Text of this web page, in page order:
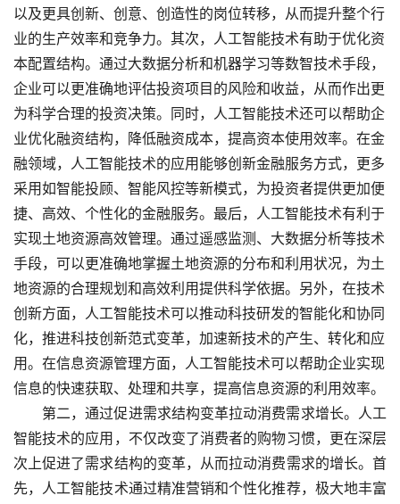
以及更具创新、创意、创造性的岗位转移，从而提升整个行
业的生产效率和竞争力。其次，人工智能技术有助于优化资
本配置结构。通过大数据分析和机器学习等数智技术手段，
企业可以更准确地评估投资项目的风险和收益，从而作出更
为科学合理的投资决策。同时，人工智能技术还可以帮助企
业优化融资结构，降低融资成本，提高资本使用效率。在金
融领域，人工智能技术的应用能够创新金融服务方式，更多
采用如智能投顾、智能风控等新模式，为投资者提供更加便
捷、高效、个性化的金融服务。最后，人工智能技术有利于
实现土地资源高效管理。通过遥感监测、大数据分析等技术
手段，可以更准确地掌握土地资源的分布和利用状况，为土
地资源的合理规划和高效利用提供科学依据。另外，在技术
创新方面，人工智能技术可以推动科技研发的智能化和协同
化，推进科技创新范式变革，加速新技术的产生、转化和应
用。在信息资源管理方面，人工智能技术可以帮助企业实现
信息的快速获取、处理和共享，提高信息资源的利用效率。
第二，通过促进需求结构变革拉动消费需求增长。人工
智能技术的应用，不仅改变了消费者的购物习惯，更在深层
次上促进了需求结构的变革，从而拉动消费需求的增长。首
先，人工智能技术通过精准营销和个性化推荐，极大地丰富